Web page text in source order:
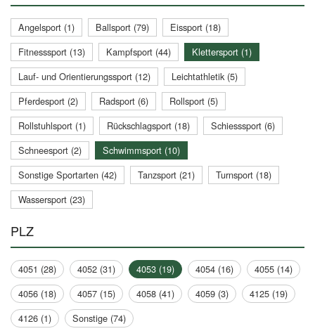
Angelsport (1) Ballsport (79)
Eissport (18)
Fitnesssport (13)
Kampfsport (44)
Klettersport (1)
Lauf- und Orientierungssport (12)
Leichtathletik (5)
Pferdesport (2)
Radsport (6)
Rollsport (5)
Rollstuhlsport (1)
Rückschlagsport (18)
Schiesssport (6)
Schneesport (2)
Schwimmsport (10)
Sonstige Sportarten (42)
Tanzsport (21)
Turnsport (18)
Wassersport (23)
PLZ
4051 (28) 4052 (31) 4053 (19) 4054 (16)
4055 (14)
4056 (18)
4057 (15) 4058 (41) 4059 (3)
4125 (19)
4126 (1)
Sonstige (74)